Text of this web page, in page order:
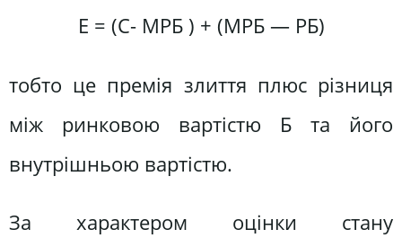
Е = (С- МРБ ) + (МРБ — РБ)
тобто це премія злиття плюс різниця
між ринковою вартістю Б та його
внутрішньою вартістю.
За характером оцінки стану